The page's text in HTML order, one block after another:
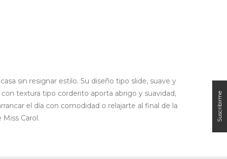
sin resignar estilo. Su diseño tipo slide, suave y
textura tipo corderito aporta abrigo y suavidad,
el día con comodidad o relajarte al final de la
Carol.